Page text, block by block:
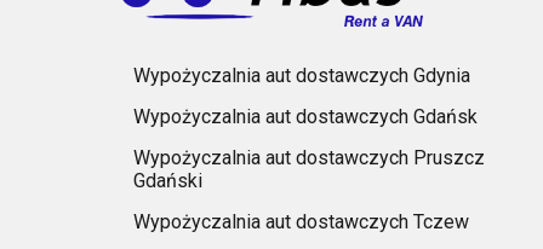
Wypożyczalnia aut dostawczych Gdynia
Wypożyczalnia aut dostawczych Gdańsk
Wypożyczalnia aut dostawczych Pruszcz
Gdański
Wypożyczalnia aut dostawczych Tczew